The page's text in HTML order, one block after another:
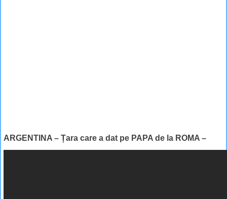
ARGENTINA – Țara care a dat pe PAPA de la ROMA –